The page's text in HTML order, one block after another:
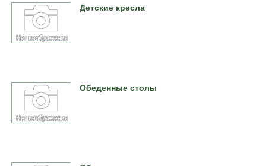
Детские кресла
Обеденные столы